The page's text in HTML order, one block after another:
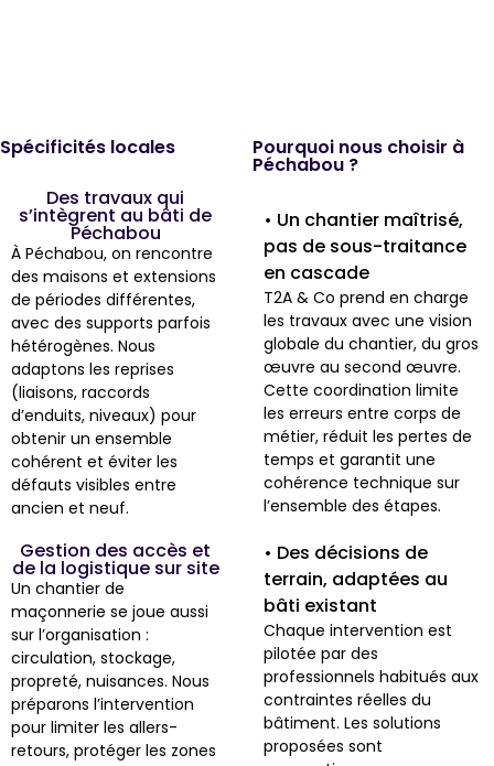
Spécificités locales
Des travaux qui
s’intègrent au bâti de
Péchabou
À Péchabou, on rencontre
des maisons et extensions
de périodes différentes,
avec des supports parfois
hétérogènes. Nous
adaptons les reprises
(liaisons, raccords
d’enduits, niveaux) pour
obtenir un ensemble
cohérent et éviter les
défauts visibles entre
ancien et neuf.
Gestion des accès et
de la logistique sur site
Un chantier de
maçonnerie se joue aussi
sur l’organisation :
circulation, stockage,
propreté, nuisances. Nous
préparons l’intervention
pour limiter les allers-
retours, protéger les zones
Pourquoi nous choisir à
Péchabou ?
• Un chantier maîtrisé,
pas de sous-traitance
en cascade
T2A & Co prend en charge
les travaux avec une vision
globale du chantier, du gros
œuvre au second œuvre.
Cette coordination limite
les erreurs entre corps de
métier, réduit les pertes de
temps et garantit une
cohérence technique sur
l’ensemble des étapes.
• Des décisions de
terrain, adaptées au
bâti existant
Chaque intervention est
pilotée par des
professionnels habitués aux
contraintes réelles du
bâtiment. Les solutions
proposées sont